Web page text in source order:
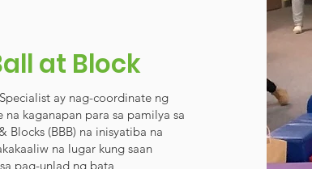
at Block
ay nag-coordinate ng
kaganapan para sa pamilya sa
Blocks (BBB) na inisyatiba na
na lugar kung saan
pag-unlad ng bata,